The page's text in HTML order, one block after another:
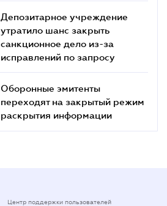
Депозитарное учреждение
утратило шанс закрыть
санкционное дело из-за
исправлений по запросу
Оборонные эмитенты
переходят на закрытый режим
раскрытия информации
Центр поддержки пользователей